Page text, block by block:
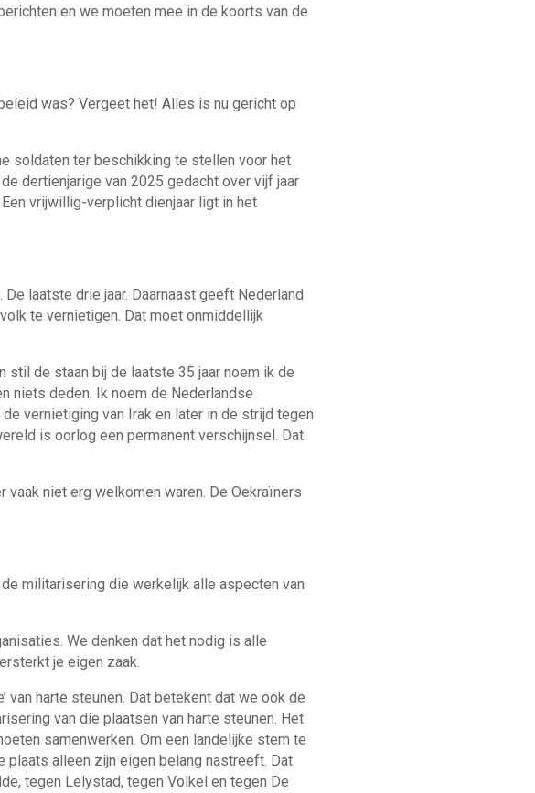
en we moeten mee in de koorts van de
was? Vergeet het! Alles is nu gericht op
soldaten ter beschikking te stellen voor het
dertienjarige van 2025 gedacht over vijf jaar
vrijwillig-verplicht dienjaar ligt in het
laatste drie jaar. Daarnaast geeft Nederland
te vernietigen. Dat moet onmiddellijk
stil de staan bij de laatste 35 jaar noem ik de
niets deden. Ik noem de Nederlandse
vernietiging van Irak en later in de strijd tegen
is oorlog een permanent verschijnsel. Dat
niet erg welkomen waren. De Oekraïners
militarisering die werkelijk alle aspecten van
We denken dat het nodig is alle
je eigen zaak.
van harte steunen. Dat betekent dat we ook de
van die plaatsen van harte steunen. Het
samenwerken. Om een landelijke stem te
alleen zijn eigen belang nastreeft. Dat
tegen Lelystad, tegen Volkel en tegen De